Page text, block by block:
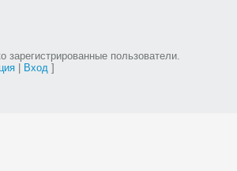
зарегистрированные пользователи.
| Вход]